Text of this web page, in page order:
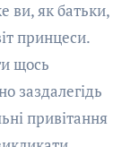
ви, як батьки,
принцеси.
щось
заздалегідь
привітання